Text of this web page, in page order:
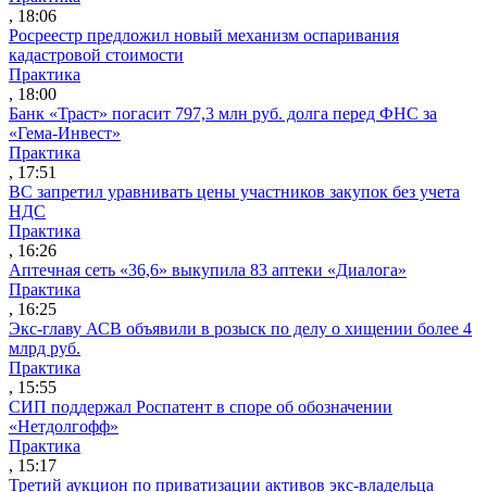
, 18:06
Росреестр предложил новый механизм оспаривания
кадастровой стоимости
Практика
, 18:00
Банк «Траст» погасит 797,3 млн руб. долга перед ФНС за
«Гема-Инвест»
Практика
, 17:51
ВС запретил уравнивать цены участников закупок без учета
НДС
Практика
, 16:26
Аптечная сеть «36,6» выкупила 83 аптеки «Диалога»
Практика
, 16:25
Экс-главу АСВ объявили в розыск по делу о хищении более 4
млрд руб.
Практика
, 15:55
СИП поддержал Роспатент в споре об обозначении
«Нетдолгофф»
Практика
, 15:17
Третий аукцион по приватизации активов экс-владельца